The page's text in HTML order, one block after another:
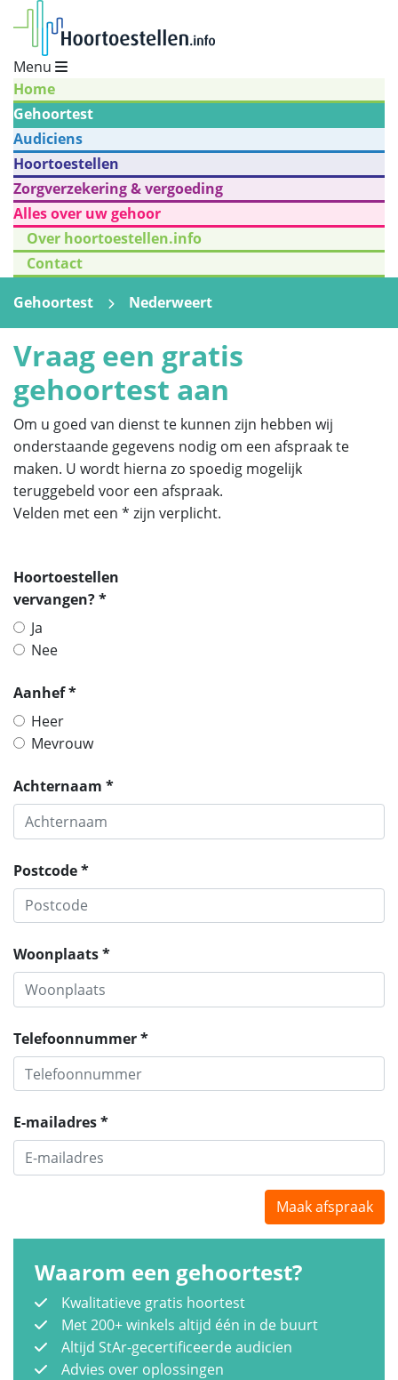
Menu
Home
Gehoortest
Audiciens
Hoortoestellen
Zorgverzekering & vergoeding
Alles over uw gehoor
Over hoortoestellen.info
Contact
Gehoortest
Nederweert
Vraag een gratis
gehoortest aan
Om u goed van dienst te kunnen zijn hebben wij
onderstaande gegevens nodig om een afspraak te
maken. U wordt hierna zo spoedig mogelijk
teruggebeld voor een afspraak.
Velden met een * zijn verplicht.
Hoortoestellen
vervangen? *
Ja
Nee
Aanhef *
Heer
Mevrouw
Achternaam *
Postcode *
Woonplaats *
Telefoonnummer *
E-mailadres *
Maak afspraak
Waarom een gehoortest?
Kwalitatieve gratis hoortest
Met 200+ winkels altijd één in de buurt
Altijd StAr-gecertificeerde audicien
Advies over oplossingen